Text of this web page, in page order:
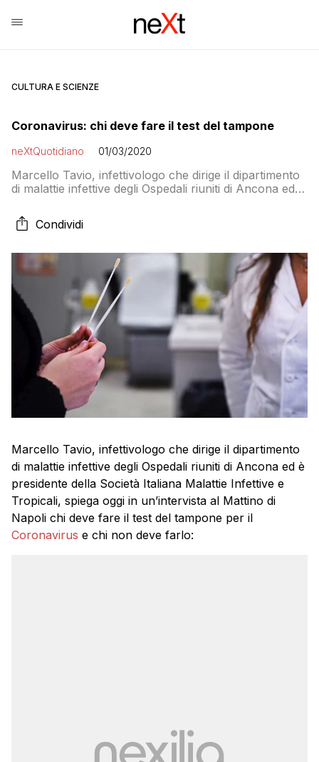
CULTURA E SCIENZE
Coronavirus: chi deve fare il test del tampone
neXtQuotidiano 01/03/2020
Marcello Tavio, infettivologo che dirige il dipartimento
di malattie infettive degli Ospedali riuniti di Ancona ed è
Tropicali, lo spiega in un’intervista al Mattino
Condividi
Marcello Tavio, infettivologo che dirige il dipartimento
di malattie infettive degli Ospedali riuniti di Ancona ed è
presidente della Società Italiana Malattie Infettive e
Tropicali, spiega oggi in un’intervista al Mattino di
Napoli chi deve fare il test del tampone per il
Coronavirus e chi non deve farlo: